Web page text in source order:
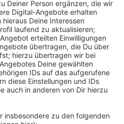
den Standort des
sind
Welche das sind,
im Falle des Falles
App oder auch über die
5 und 6 Uhr
zu Ausfällen der 110
dafür war eine Störung
sind Polizei, Feuerwehr
und auch hier im Ennepe